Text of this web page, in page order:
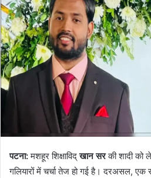
पटना:मशहूर शिक्षाविद्खान सरकी शादी को
गलियारों में चर्चा तेज हो गई है। दरअसल, एक